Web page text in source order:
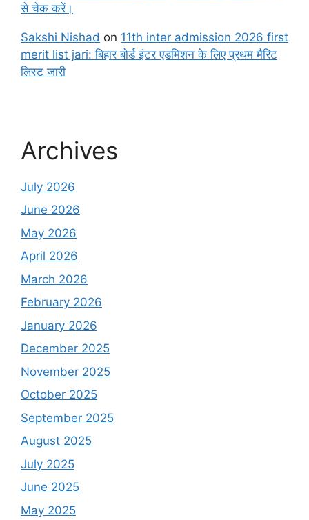
से चेक करें।
Sakshi Nishad on 11th inter admission 2026 first
merit list jari: बिहार बोर्ड इंटर एडमिशन के लिए प्रथम मैरिट
लिस्ट जारी
Archives
July 2026
June 2026
May 2026
April 2026
March 2026
February 2026
January 2026
December 2025
November 2025
October 2025
September 2025
August 2025
July 2025
June 2025
May 2025